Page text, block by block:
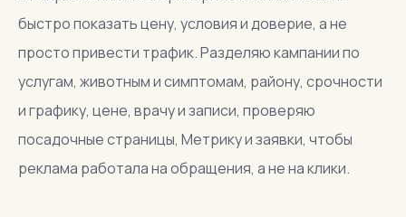
быстро показать цену, условия и доверие, а не
просто привести трафик. Разделяю кампании по
услугам, животным и симптомам, району, срочности
и графику, цене, врачу и записи, проверяю
посадочные страницы, Метрику и заявки, чтобы
реклама работала на обращения, а не на клики.